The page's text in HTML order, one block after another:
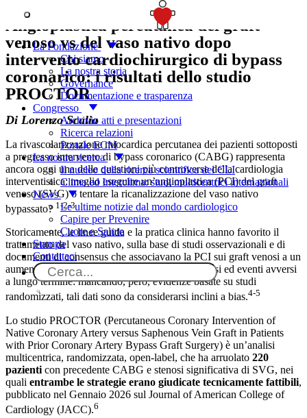
La Fondazione
Chi siamo
La nostra storia
Governance
Documentazione e trasparenza
Congresso
Archivio atti e presentazioni
Ricerca relazioni
Portale ECM
La nostra ricerca
Il nucleo della ricerca scientifica del CLI
Clima ed Interclima: studi multicentrici internazionali
News
Le ultime notizie dal mondo cardiologico
Capire per Prevenire
Cuore e Salute
Stampa
Contattaci
Angioplastica percutanea del graft
venoso vs del vaso nativo dopo
intervento cardiochirurgico di bypass
coronarico: i risultati dello studio
PROCTOR
Di Lorenzo Scalia
La rivascolarizzazione miocardica percutanea dei pazienti sottoposti
a pregresso intervento di bypass coronarico (CABG) rappresenta
ancora oggi una delle questioni più controverse della cardiologia
interventistica: meglio eseguire un’angioplastica (PCI) del graft
venoso (SVG) o tentare la ricanalizzazione del vaso nativo
bypassato? 1-2-3
Storicamente, le linee guida e la pratica clinica hanno favorito il
trattamento del vaso nativo, sulla base di studi osservazionali e di
documenti di consensus che associavano la PCI sui graft venosi a un
aumento di complicanze periprocedurali, restenosi ed eventi avversi
a lungo termine: mancando, però, evidenze basate su studi
randomizzati, tali dati sono da considerarsi inclini a bias.4-5
Lo studio PROCTOR (Percutaneous Coronary Intervention of
Native Coronary Artery versus Saphenous Vein Graft in Patients
with Prior Coronary Artery Bypass Graft Surgery) è un’analisi
multicentrica, randomizzata, open-label, che ha arruolato 220
pazienti con precedente CABG e stenosi significativa di SVG, nei
quali entrambe le strategie erano giudicate tecnicamente fattibili,
pubblicato nel Gennaio 2026 sul Journal of American College of
Cardiology (JACC).6